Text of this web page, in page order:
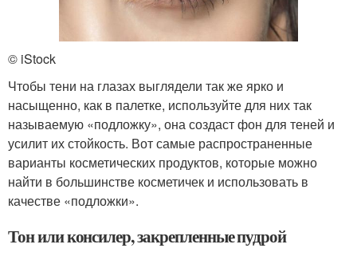
© iStock
Чтобы тени на глазах выглядели так же ярко и
насыщенно, как в палетке, используйте для них так
называемую «подложку», она создаст фон для теней и
усилит их стойкость. Вот самые распространенные
варианты косметических продуктов, которые можно
найти в большинстве косметичек и использовать в
качестве «подложки».
Тон или консилер, закрепленные пудрой